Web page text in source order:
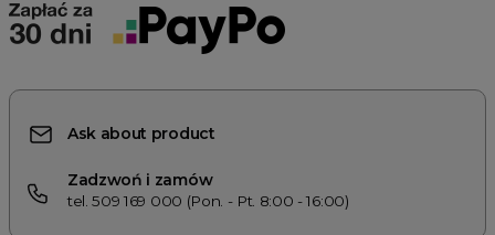
Ask about product
Zadzwoń i zamów
tel. 509 169 000 (Pon. - Pt. 8:00 - 16:00)